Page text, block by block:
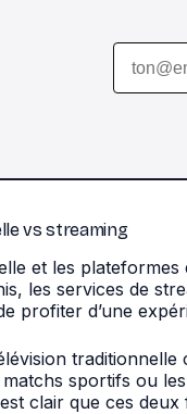
vs streaming
et les
les services de
profiter d’une
sportifs ou
clair que ces